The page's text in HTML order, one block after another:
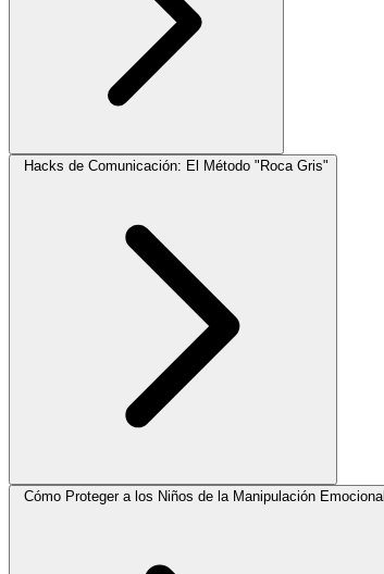
Hacks de Comunicación: El Método "Roca Gris"
Cómo Proteger a los Niños de la Manipulación Emocional